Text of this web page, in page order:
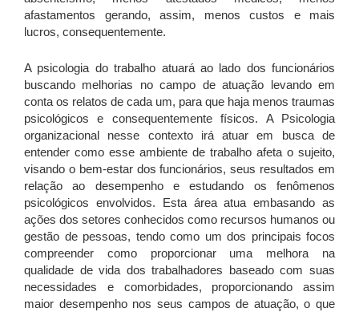
afastamentos gerando, assim, menos custos e mais
lucros, consequentemente.
A psicologia do trabalho atuará ao lado dos funcionários
buscando melhorias no campo de atuação levando em
conta os relatos de cada um, para que haja menos traumas
psicológicos e consequentemente físicos. A Psicologia
organizacional nesse contexto irá atuar em busca de
entender como esse ambiente de trabalho afeta o sujeito,
visando o bem-estar dos funcionários, seus resultados em
relação ao desempenho e estudando os fenômenos
psicológicos envolvidos. Esta área atua embasando as
ações dos setores conhecidos como recursos humanos ou
gestão de pessoas, tendo como um dos principais focos
compreender como proporcionar uma melhora na
qualidade de vida dos trabalhadores baseado com suas
necessidades e comorbidades, proporcionando assim
maior desempenho nos seus campos de atuação, o que